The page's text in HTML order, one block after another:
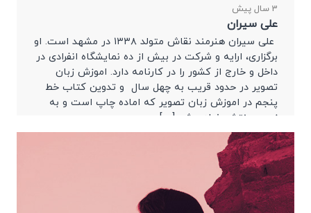
3 سال پیش
علی سیران
علی سیران هنرمند نقاش متولد ۱۳۳۸ در مشهد است. او
برگزاری، ارایه و شرکت در بیش از ده نمایشگاه انفرادی در
داخل و خارج از کشور را در کارنامه دارد. اموزش زبان
تصویر در حدود قریب به چهل سال و تدوین کتاب خط
پنجم در اموزش زبان تصویر که اماده چاپ است و به
زودی منتشر خواهد شد […]